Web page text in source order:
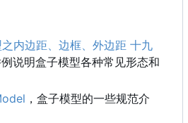
内边距、边框、外边距 十九
例说明盒子模型各种常见形态和
，盒子模型的一些规范介